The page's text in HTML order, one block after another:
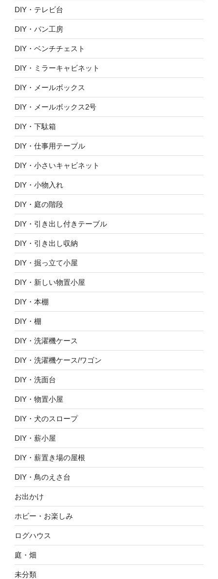
DIY・テレビ台
DIY・パン工房
DIY・ベンチチェスト
DIY・ミラーキャビネット
DIY・メールボックス
DIY・メールボックス2号
DIY・下駄箱
DIY・仕事用テーブル
DIY・小さいキャビネット
DIY・小物入れ
DIY・庭の階段
DIY・引き出し付きテーブル
DIY・引き出し収納
DIY・掘っ立て小屋
DIY・新しい物置小屋
DIY・本棚
DIY・棚
DIY・洗濯機ケース
DIY・洗濯機ケース/ワゴン
DIY・洗面台
DIY・物置小屋
DIY・犬のスロープ
DIY・薪小屋
DIY・薪置き場の屋根
DIY・鳥のえさ台
お出かけ
ホビー・お楽しみ
ログハウス
庭・畑
未分類